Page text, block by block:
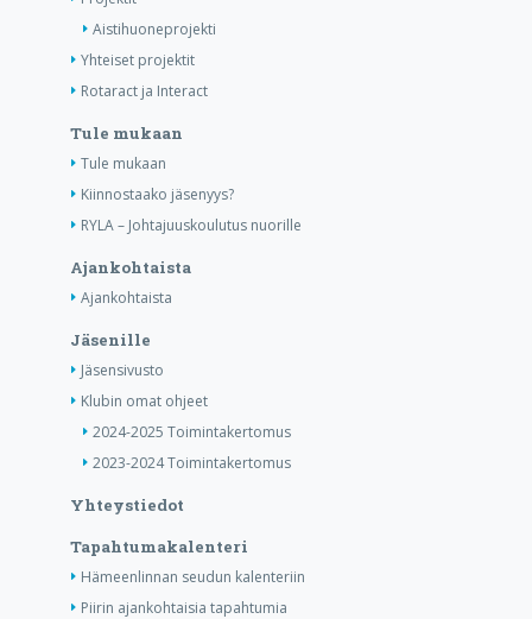
Aistihuoneprojekti
Yhteiset projektit
Rotaract ja Interact
Tule mukaan
Tule mukaan
Kiinnostaako jäsenyys?
RYLA – Johtajuuskoulutus nuorille
Ajankohtaista
Ajankohtaista
Jäsenille
Jäsensivusto
Klubin omat ohjeet
2024-2025 Toimintakertomus
2023-2024 Toimintakertomus
Yhteystiedot
Tapahtumakalenteri
Hämeenlinnan seudun kalenteriin
Piirin ajankohtaisia tapahtumia